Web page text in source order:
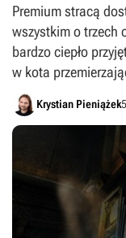
Premium stracą
wszystkim o trzech
bardzo ciepło
w kota
Krystian Pieniążek